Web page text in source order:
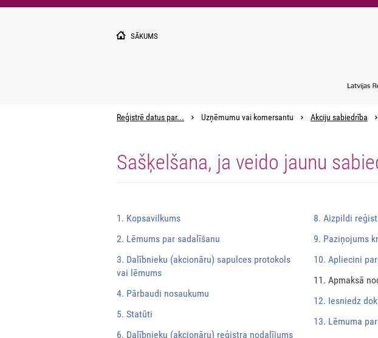
Pārlekt
SĀKUMS
Reģistrē datus par... Uzņēmumu vai komersantu Akciju sabiedrība
Sašķelšana, ja veido jaunu
1. Kopsavilkums
2. Lēmums par sadalīšanu
3. Dalībnieku (akcionāru) sapulces protokols
vai lēmums
4. Pārbaudi nosaukumu
5. Statūti
6. Dalībnieku (akcionāru) reģistra nodalījums
8. Aizpildi
9. Paziņojums
10. Apliecini
11. Apmaksā
12. Iesniedz
13. Lēmuma